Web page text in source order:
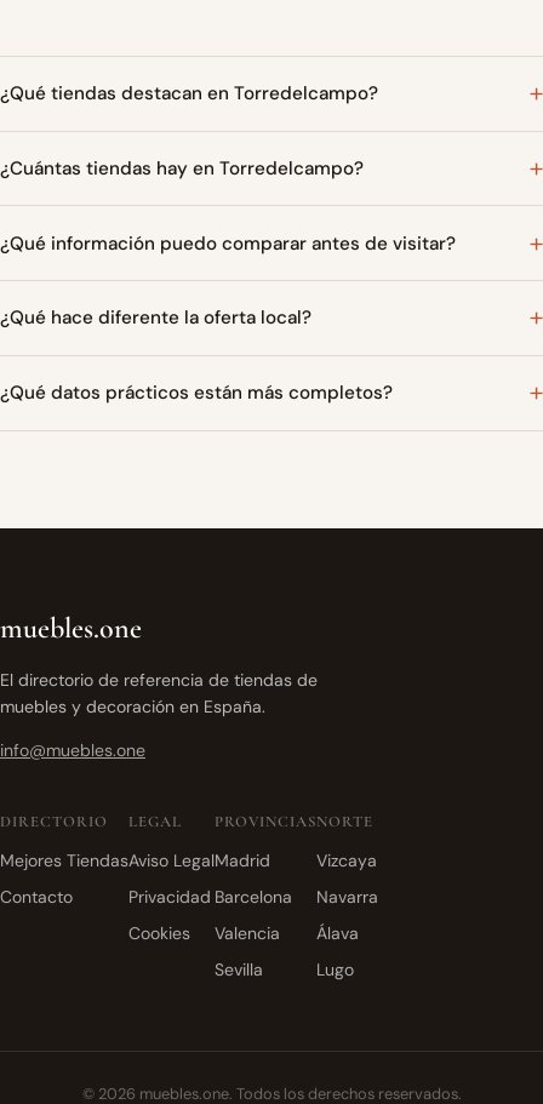
¿Qué tiendas destacan en Torredelcampo?
¿Cuántas tiendas hay en Torredelcampo?
¿Qué información puedo comparar antes de visitar?
¿Qué hace diferente la oferta local?
¿Qué datos prácticos están más completos?
muebles.one
El directorio de referencia de tiendas de
muebles y decoración en España.
info@muebles.one
DIRECTORIO
Mejores Tiendas
Contacto
LEGAL
Aviso Legal
Privacidad
Cookies
PROVINCIAS
Madrid
Barcelona
Valencia
Sevilla
NORTE
Vizcaya
Navarra
Álava
Lugo
© 2026 muebles.one. Todos los derechos reservados.